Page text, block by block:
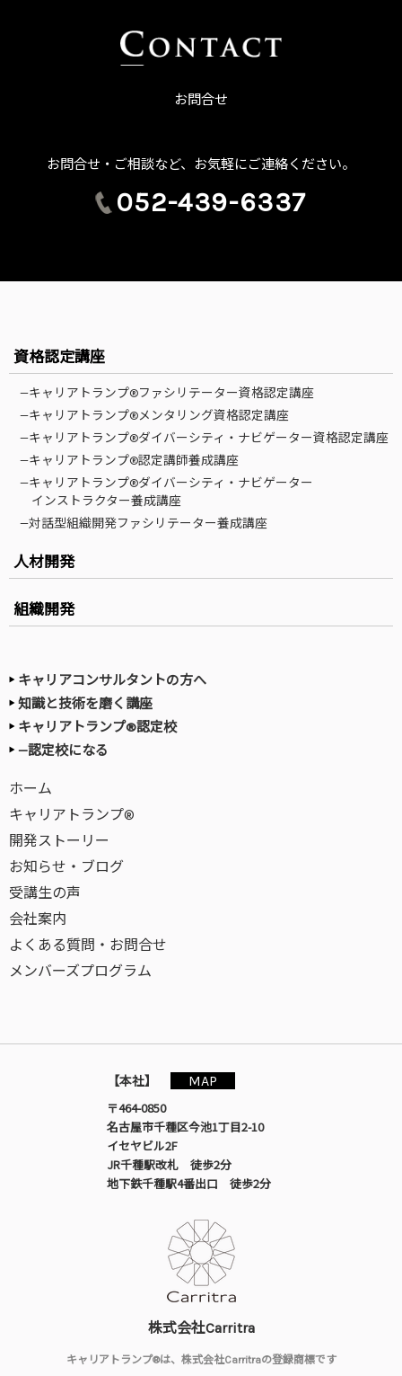
お問合せ
お問合せ・ご相談など、お気軽にご連絡ください。
052-439-6337
資格認定講座
—キャリアトランプ®ファシリテーター資格認定講座
—キャリアトランプ®メンタリング資格認定講座
—キャリアトランプ®ダイバーシティ・ナビゲーター資格認定講座
—キャリアトランプ®認定講師養成講座
—キャリアトランプ®ダイバーシティ・ナビゲーター
インストラクター養成講座
—対話型組織開発ファシリテーター養成講座
人材開発
組織開発
キャリアコンサルタントの方へ
知識と技術を磨く講座
キャリアトランプ®認定校
—認定校になる
ホーム
キャリアトランプ®
開発ストーリー
お知らせ・ブログ
受講生の声
会社案内
よくある質問・お問合せ
メンバーズプログラム
【本社】
MAP
〒464-0850
名古屋市千種区今池1丁目2-10
イセヤビル2F
JR千種駅改札 徒歩2分
地下鉄千種駅4番出口 徒歩2分
株式会社Carritra
キャリアトランプ®は、株式会社Carritraの登録商標です